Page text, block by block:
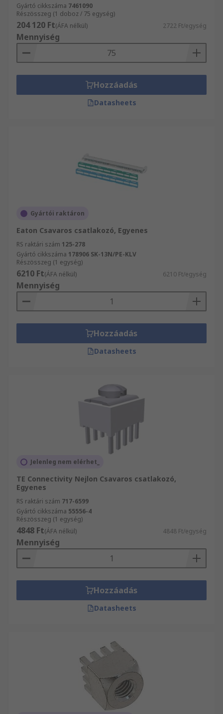
Gyártó cikkszáma 7461090
Részösszeg (1 doboz / 75 egység)
204 120 Ft(ÁFA nélkül) 2722 Ft/egység
Mennyiség
Hozzáadás
Datasheets
Gyártói raktáron
Eaton Csavaros csatlakozó, Egyenes
RS raktári szám 125-278
Gyártó cikkszáma 178906 SK-13N/PE-KLV
Részösszeg (1 egység)
6210 Ft(ÁFA nélkül) 6210 Ft/egység
Mennyiség
Hozzáadás
Datasheets
Jelenleg nem elérhet_
TE Connectivity Nejlon Csavaros csatlakozó,
Egyenes
RS raktári szám 717-6599
Gyártó cikkszáma 55556-4
Részösszeg (1 egység)
4848 Ft(ÁFA nélkül) 4848 Ft/egység
Mennyiség
Hozzáadás
Datasheets